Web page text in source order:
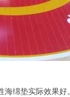
绵垫实际效果好